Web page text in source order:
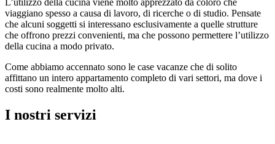
L’utilizzo della cucina viene molto apprezzato da coloro che
viaggiano spesso a causa di lavoro, di ricerche o di studio. Pensate
che alcuni soggetti si interessano esclusivamente a quelle strutture
che offrono prezzi convenienti, ma che possono permettere l’utilizzo
della cucina a modo privato.
Come abbiamo accennato sono le case vacanze che di solito
affittano un intero appartamento completo di vari settori, ma dove i
costi sono realmente molto alti.
I nostri servizi